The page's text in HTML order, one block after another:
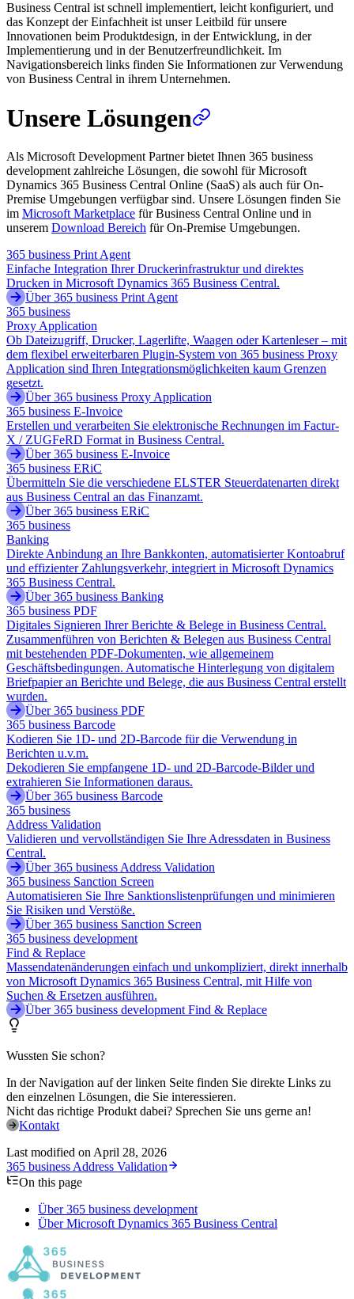
Business Central ist schnell implementiert, leicht konfiguriert, und
das Konzept der Einfachheit ist unser Leitbild für unsere
Innovationen beim Produktdesign, in der Entwicklung, in der
Implementierung und in der Benutzerfreundlichkeit. Im
Navigationsbereich links finden Sie Informationen zur Verwendung
von Business Central in ihrem Unternehmen.
Unsere Lösungen
Als Microsoft Development Partner bietet Ihnen 365 business
development zahlreiche Lösungen, die sowohl für Microsoft
Dynamics 365 Business Central Online (SaaS) als auch für On-
Premise Umgebungen verfügbar sind. Unsere Lösungen finden Sie
im Microsoft Marketplace für Business Central Online und in
unserem Download Bereich für On-Premise Umgebungen.
365 business Print Agent
Einfache Integration Ihrer Druckerinfrastruktur und direktes
Drucken in Microsoft Dynamics 365 Business Central.
Über 365 business Print Agent
365 business
Proxy Application
Ob Dateizugriff, Drucker, Lagerlifte, Waagen oder Kartenleser – mit
dem flexibel erweiterbaren Plugin-System von 365 business Proxy
Application sind Ihren Integrationsmöglichkeiten kaum Grenzen
gesetzt.
Über 365 business Proxy Application
365 business E-Invoice
Erstellen und verarbeiten Sie elektronische Rechnungen im Factur-
X / ZUGFeRD Format in Business Central.
Über 365 business E-Invoice
365 business ERiC
Übermitteln Sie die verschiedene ELSTER Steuerdatenarten direkt
aus Business Central an das Finanzamt.
Über 365 business ERiC
365 business
Banking
Direkte Anbindung an Ihre Bankkonten, automatisierter Kontoabruf
und effizienter Zahlungsverkehr, integriert in Microsoft Dynamics
365 Business Central.
Über 365 business Banking
365 business PDF
Digitales Signieren Ihrer Berichte & Belege in Business Central.
Zusammenführen von Berichten & Belegen aus Business Central
mit bestehenden PDF-Dokumenten, wie allgemeinem
Geschäftsbedingungen. Automatische Hinterlegung von digitalem
Briefpapier an Berichte und Belege, die aus Business Central erstellt
wurden.
Über 365 business PDF
365 business Barcode
Kodieren Sie 1D- und 2D-Barcode für die Verwendung in
Berichten u.v.m.
Dekodieren Sie empfangene 1D- und 2D-Barcode-Bilder und
extrahieren Sie Informationen daraus.
Über 365 business Barcode
365 business
Address Validation
Validieren und vervollständigen Sie Ihre Adressdaten in Business
Central.
Über 365 business Address Validation
365 business Sanction Screen
Automatisieren Sie Ihre Sanktionslistenprüfungen und minimieren
Sie Risiken und Verstöße.
Über 365 business Sanction Screen
365 business development
Find & Replace
Massendatenänderungen einfach und unkompliziert, direkt innerhalb
von Microsoft Dynamics 365 Business Central, mit Hilfe von
Suchen & Ersetzen ausführen.
Über 365 business development Find & Replace
Wussten Sie schon?
In der Navigation auf der linken Seite finden Sie direkte Links zu
den einzelnen Lösungen, die Sie interessieren.
Nicht das richtige Produkt dabei? Sprechen Sie uns gerne an!
Kontakt
Last modified on April 28, 2026
365 business Address Validation
On this page
Über 365 business development
Über Microsoft Dynamics 365 Business Central